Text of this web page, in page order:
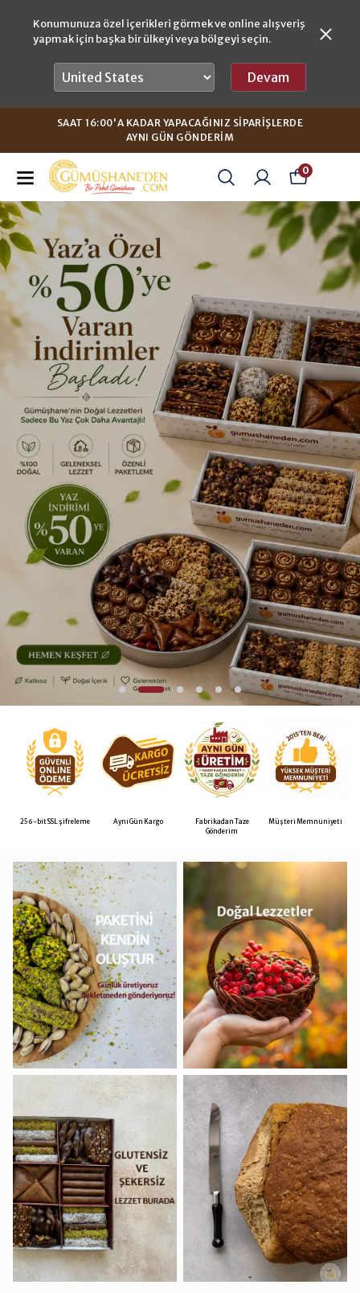
Konumunuza özel içerikleri görmek ve online alışveriş
yapmak için başka bir ülkeyi veya bölgeyi seçin.
Devam
SAAT 16:00'A KADAR YAPACAĞINIZ SIPARIŞLERDE
AYNI GÜN GÖNDERIM
0
256-bit SSL şifreleme Aynı Gün Kargo
Fabrikadan Taze
Gönderim
Müşteri Memnuniyeti